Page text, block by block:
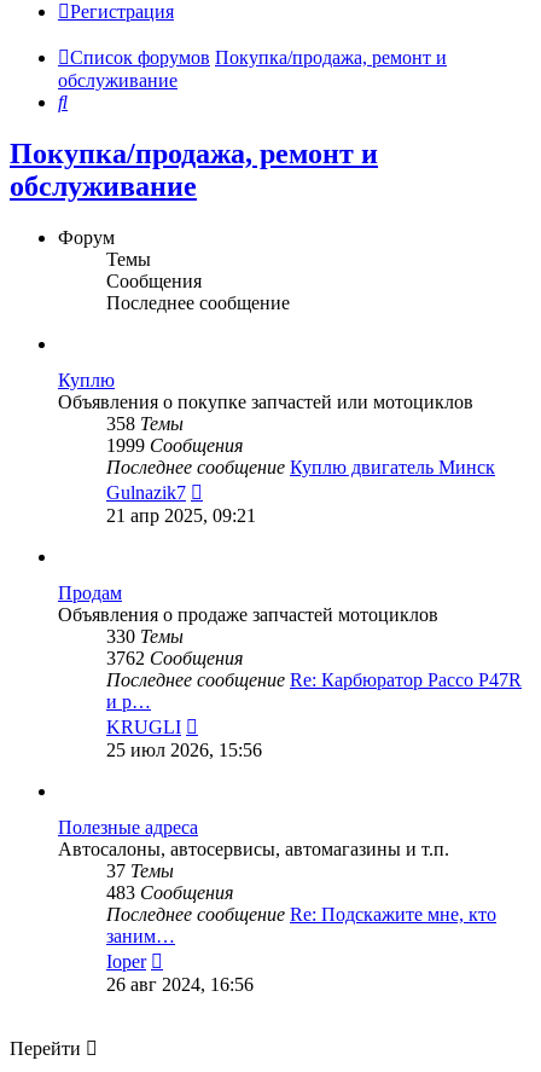
Регистрация
Список форумов Покупка/продажа, ремонт и
обслуживание
Поиск
Покупка/продажа, ремонт и
обслуживание
Форум
Темы
Сообщения
Последнее сообщение
Куплю
Объявления о покупке запчастей или мотоциклов
358 Темы
1999 Сообщения
Последнее сообщение Куплю двигатель Минск
Gulnazik7
последнему
21 апр 2025, 09:21
Продам
Объявления о продаже запчастей мотоциклов
330 Темы
3762 Сообщения
Последнее сообщение Re: Карбюратор Pacco P47R
и р…
KRUGLI
к
последнему
25 июл 2026, 15:56
Полезные адреса
Автосалоны, автосервисы, автомагазины и т.п.
37 Темы
483 Сообщения
Последнее сообщение Re: Подскажите мне, кто
заним…
Ioper
к
последнему
26 авг 2024, 16:56
Перейти